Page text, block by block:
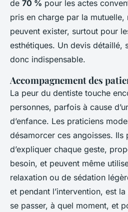
de 70 % pour les actes
pris en charge par la
peuvent exister, surtout pour
esthétiques. Un devis détaillé,
donc indispensable.
Accompagnement des
La peur du dentiste touche
personnes, parfois à cause
d’enfance. Les praticiens
désamorcer ces angoisses. Ils
d’expliquer chaque geste,
besoin, et peuvent même
relaxation ou de sédation
et pendant l’intervention, est
se passer, à quel moment, et